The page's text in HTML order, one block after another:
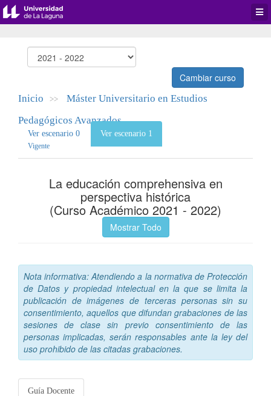
Cambiar curso
Inicio >>
Máster Universitario en Estudios
Pedagógicos Avanzados
Ver escenario 0
Vigente
Ver escenario 1
La educación comprehensiva en
perspectiva histórica
(Curso Académico 2021 - 2022)
Mostrar Todo
Nota informativa: Atendiendo a la normativa de Protección
de Datos y propiedad intelectual en la que se limita la
publicación de imágenes de terceras personas sin su
consentimiento, aquellos que difundan grabaciones de las
sesiones de clase sin previo consentimiento de las
personas implicadas, serán responsables ante la ley del
uso prohibido de las citadas grabaciones.
Guía Docente